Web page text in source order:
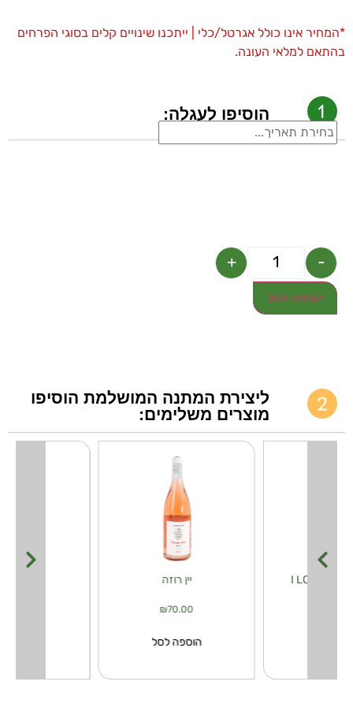
*המחיר אינו כולל אגרטל/כלי | ייתכנו שינויים קלים בסוגי הפרחים
בהתאם למלאי העונה.
הוסיפו לעגלה:
-
+
הוספה לסל
ליצירת המתנה המושלמת הוסיפו
מוצרים משלימים:
יין רוזה
₪70.00
הוספה לסל